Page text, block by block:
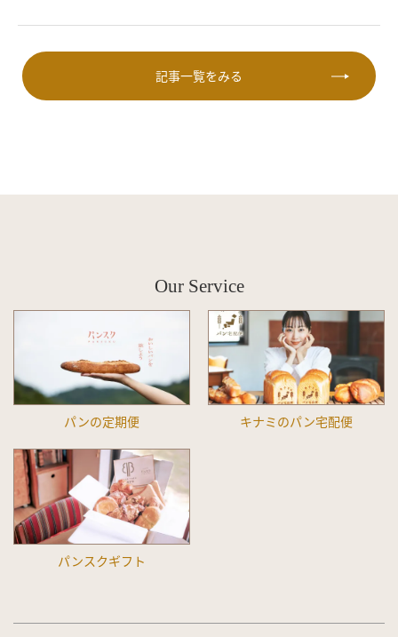
記事一覧をみる
Our Service
パンの定期便 キナミのパン宅配便
パンスクギフト